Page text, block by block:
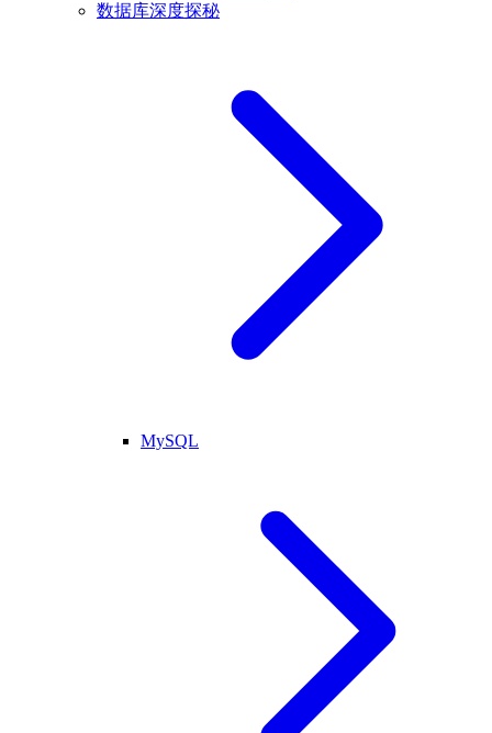
数据库深度探秘
MySQL